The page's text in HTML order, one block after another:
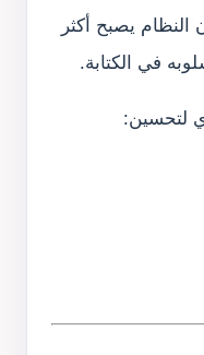
يصبح أكثر
في الكتابة.
لتحسين: